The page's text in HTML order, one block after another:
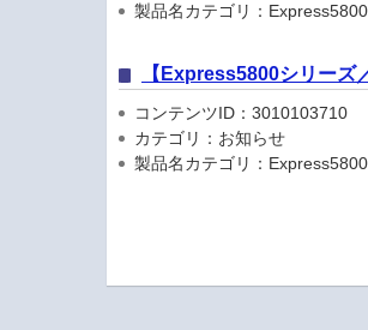
製品名カテゴリ：
【Express5800シリー
コンテンツID：3010103710
カテゴリ：お知らせ
製品名カテゴリ：